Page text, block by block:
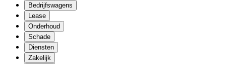
Bedrijfswagens
Lease
Onderhoud
Schade
Diensten
Zakelijk